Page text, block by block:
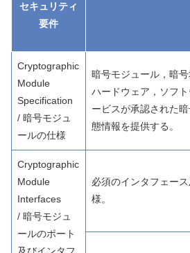
セキュリティ
要件
Cryptographic
Module
Specification
/ 暗号モジュ
ールの仕様
暗号モジュール，暗
ハードウェア，ソフ
ービスが承認された
態情報を提供する。
Cryptographic
Module
Interfaces
/ 暗号モジュ
ールのポート
必須のインタフェー
様。